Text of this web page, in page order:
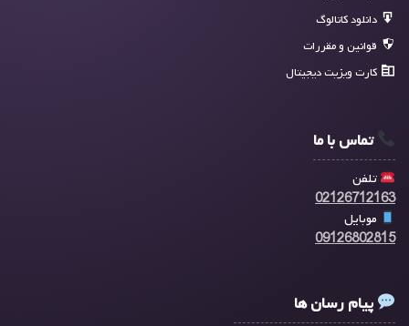
دانلود کاتالوگ
قوانین و مقررات
کارت ویزیت دیجیتال
تماس با ما
تلفن
02126712163
موبایل
09126802815
پیام رسان ها